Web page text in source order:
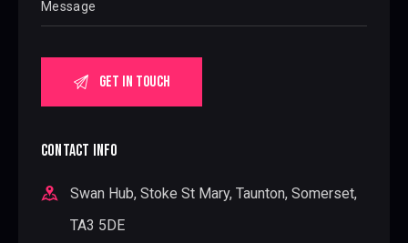
CONTACT INFO
Swan Hub, Stoke St Mary, Taunton, Somerset,
TA3 5DE